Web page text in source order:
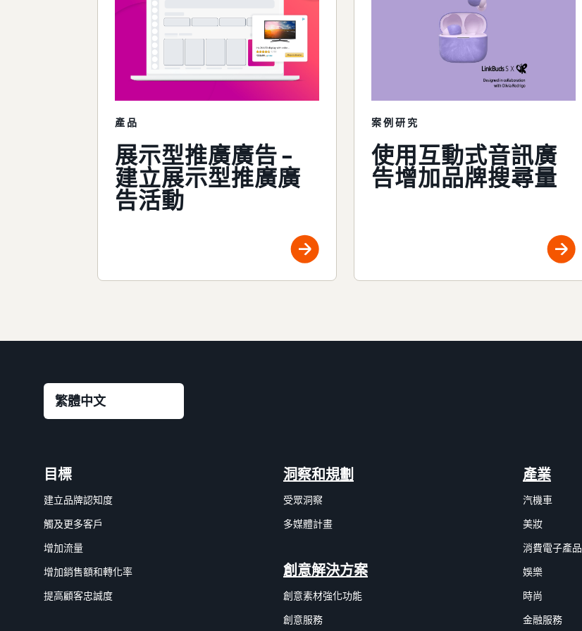
產品
展示型推廣廣告 –
建立展示型推廣廣
告活動
案例研究
使用互動式音訊廣
告增加品牌搜尋量
目標
建立品牌認知度
觸及更多客戶
增加流量
增加銷售額和轉化率
提高顧客忠誠度
洞察和規劃
受眾洞察
多媒體計畫
創意解決方案
創意素材強化功能
創意服務
產業
汽機車
美妝
消費電子產品
娛樂
時尚
金融服務